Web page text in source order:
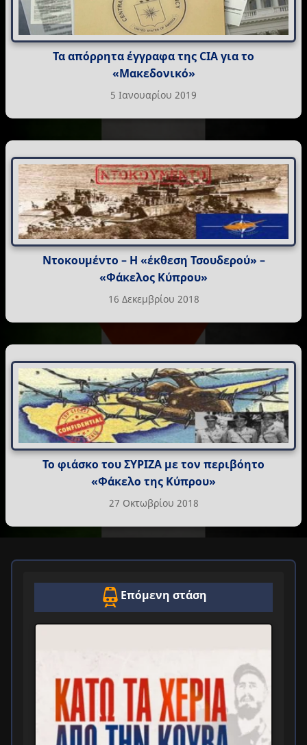
Τα απόρρητα έγγραφα της CIA για το
«Μακεδονικό»
5 Ιανουαρίου 2019
Ντοκουμέντο – Η «έκθεση Τσουδερού» –
«Φάκελος Κύπρου»
16 Δεκεμβρίου 2018
Το φιάσκο του ΣΥΡΙΖΑ με τον περιβόητο
«Φάκελο της Κύπρου»
27 Οκτωβρίου 2018
Επόμενη στάση